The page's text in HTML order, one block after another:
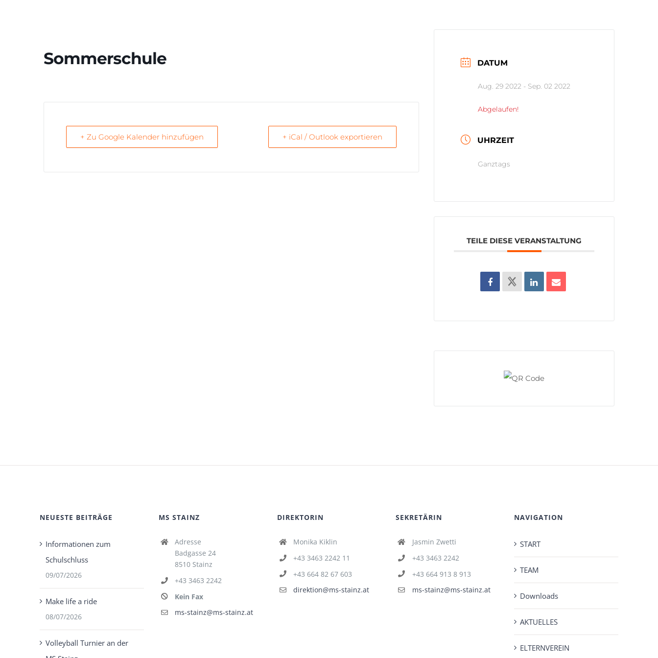
Sommerschule
+ Zu Google Kalender hinzufügen + iCal / Outlook exportieren
DATUM
Aug. 29 2022 - Sep. 02 2022
Abgelaufen!
UHRZEIT
Ganztags
TEILE DIESE VERANSTALTUNG
NEUESTE BEITRÄGE
Informationen zum
Schulschluss
09/07/2026
Make life a ride
08/07/2026
Volleyball Turnier an der
MS STAINZ
Adresse
Badgasse 24
8510 Stainz
+43 3463 2242
Kein Fax
ms-stainz@ms-stainz.at
DIREKTORIN
Monika Kiklin
+43 3463 2242 11
+43 664 82 67 603
direktion@ms-stainz.at
SEKRETÄRIN
Jasmin Zwetti
+43 3463 2242
+43 664 913 8 913
ms-stainz@ms-stainz.at
NAVIGATION
START
TEAM
Downloads
AKTUELLES
ELTERNVEREIN